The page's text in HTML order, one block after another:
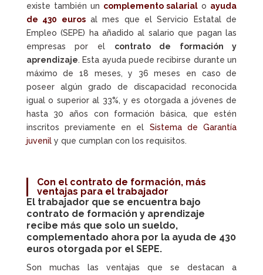
existe también un complemento salarial o ayuda
de 430 eurosal mes que el Servicio Estatal de
Empleo (SEPE) ha añadido al salario que pagan las
empresas por el contrato de formación y
aprendizaje. Esta ayuda puede recibirse durante un
máximo de 18 meses, y 36 meses en caso de
poseer algún grado de discapacidad reconocida
igual o superior al 33%, y es otorgada a jóvenes de
hasta 30 años con formación básica, que estén
inscritos previamente en el Sistema de Garantía
juvenily que cumplan con los requisitos.
Con el contrato de formación, más
ventajas para el trabajador
El trabajador que se encuentra bajo
contrato de formación y aprendizaje
recibe más que solo un sueldo,
complementado ahora por la ayuda de 430
euros otorgada por el SEPE.
Son muchas las ventajas que se destacan a